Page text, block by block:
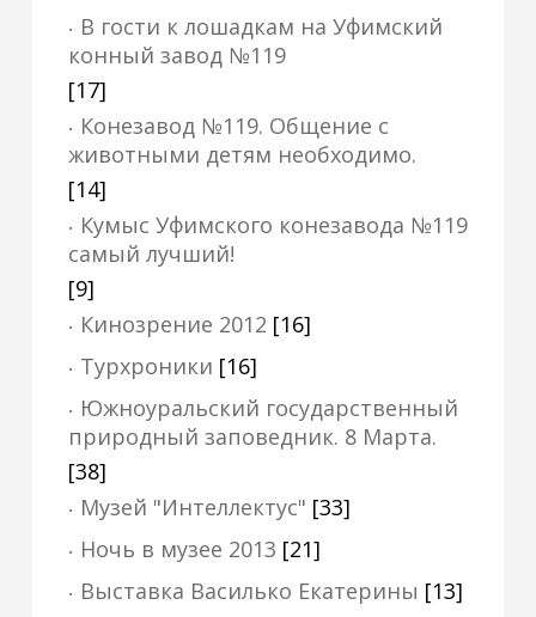
В гости к лошадкам на Уфимский
конный завод №119
[17]
Конезавод №119. Общение с
животными детям необходимо.
[14]
Кумыс Уфимского конезавода №119
самый лучший!
[9]
Кинозрение 2012 [16]
Турхроники [16]
Южноуральский государственный
природный заповедник. 8 Марта.
[38]
Музей "Интеллектус" [33]
Ночь в музее 2013 [21]
Выставка Василько Екатерины [13]